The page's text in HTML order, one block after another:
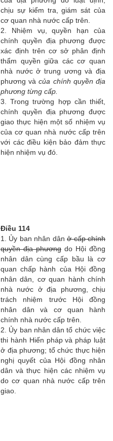
chịu sự kiểm tra, giám sát của
cơ quan nhà nước cấp trên.
2. Nhiệm vụ, quyền hạn của
chính quyền địa phương được
xác định trên cơ sở phân định
thẩm quyền giữa các cơ quan
nhà nước ở trung ương và địa
phương vàcủa chính quyền địa
phương từng cấp.
3. Trong trường hợp cần thiết,
chính quyền địa phương được
giao thực hiện một số nhiệm vụ
của cơ quan nhà nước cấp trên
với các điều kiện bảo đảm thực
hiện nhiệm vụ đó.
Điều 114
1. Ủy ban nhân dânở cấp chính
quyền địa phương do Hội đồng
nhân dân cùng cấp bầu là cơ
quan chấp hành của Hội đồng
nhân dân, cơ quan hành chính
nhà nước ở địa phương, chịu
trách nhiệm trước Hội đồng
nhân dân và cơ quan hành
chính nhà nước cấp trên.
2. Ủy ban nhân dân tổ chức việc
thi hành Hiến pháp và pháp luật
ở địa phương; tổ chức thực hiện
nghị quyết của Hội đồng nhân
dân và thực hiện các nhiệm vụ
do cơ quan nhà nước cấp trên
giao.